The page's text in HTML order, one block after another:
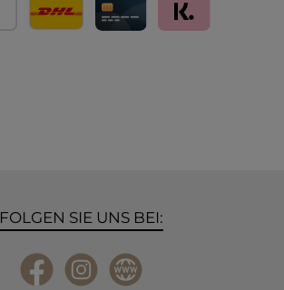
FOLGEN SIE UNS BEI:
FacebookInstagramWebsite